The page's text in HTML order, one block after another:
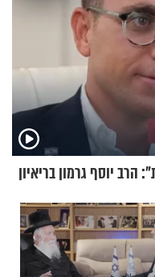
יוסף גרמון בריאיון